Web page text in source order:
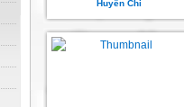
Huyền Chi